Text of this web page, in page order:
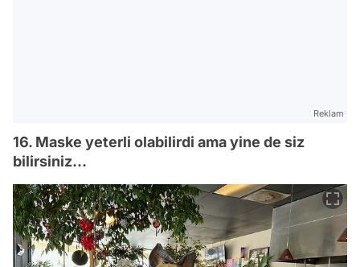
Reklam
16. Maske yeterli olabilirdi ama yine de siz
bilirsiniz...